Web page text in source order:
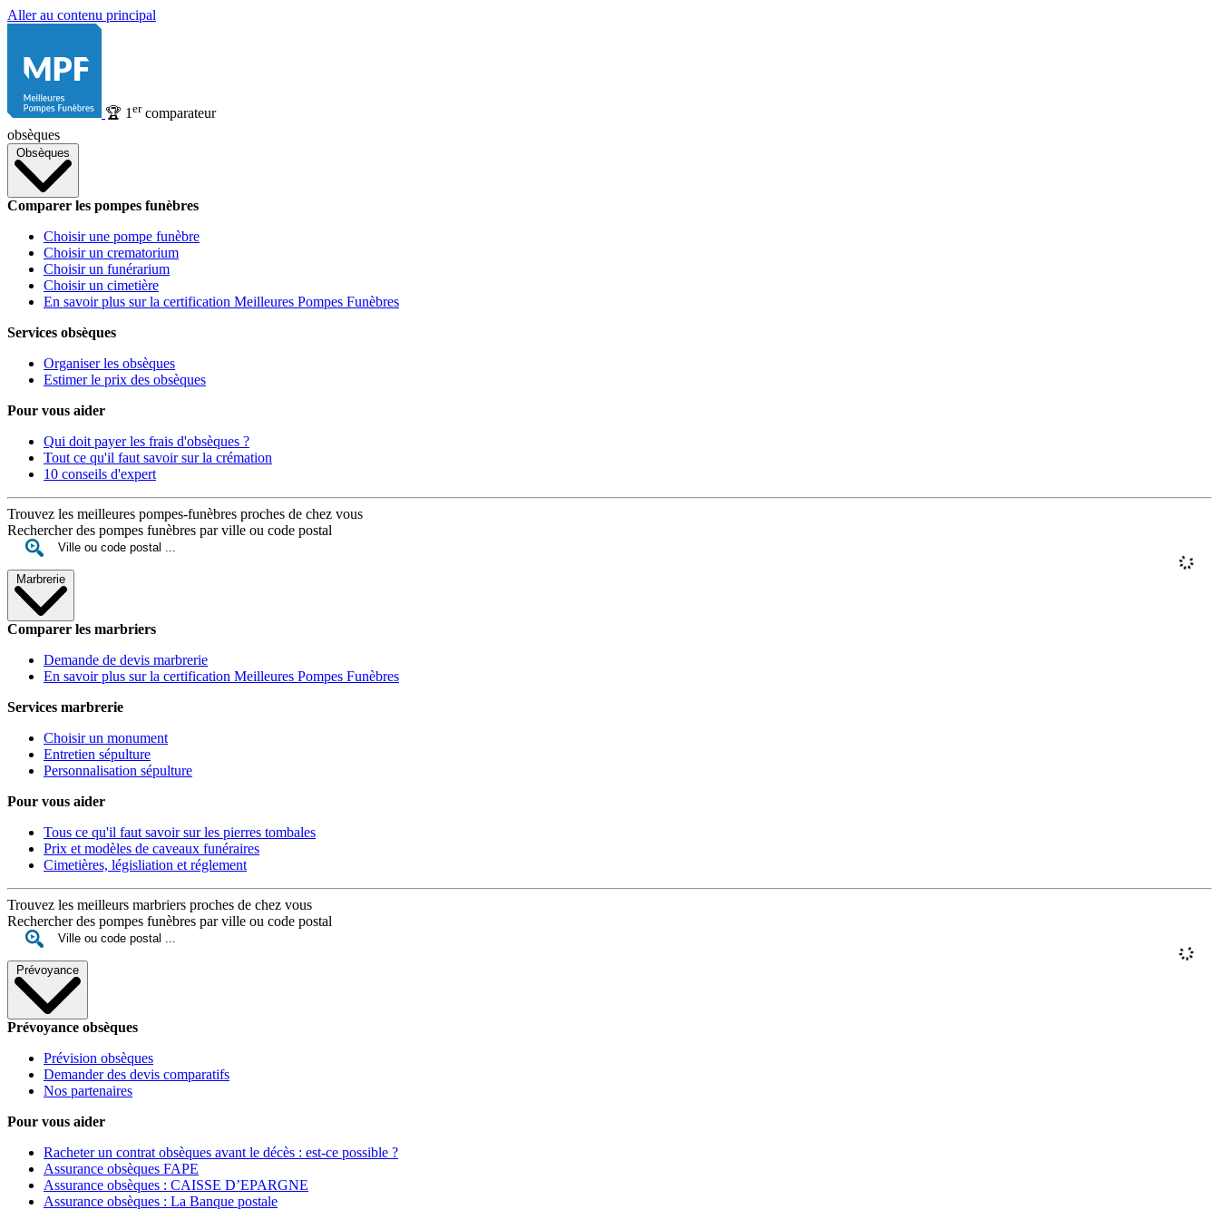
Aller au contenu principal
🏆 1 ercomparateur
obsèques
Obsèques
Comparer les pompes funèbres
Choisir une pompe funèbre
Choisir un crematorium
Choisir un funérarium
Choisir un cimetière
En savoir plus sur la certification Meilleures Pompes Funèbres
Services obsèques
Organiser les obsèques
Estimer le prix des obsèques
Pour vous aider
Qui doit payer les frais d'obsèques ?
Tout ce qu'il faut savoir sur la crémation
10 conseils d'expert
Trouvez les meilleures pompes-funèbres proches de chez vous
Rechercher des pompes funèbres par ville ou code postal
Marbrerie
Comparer les marbriers
Demande de devis marbrerie
En savoir plus sur la certification Meilleures Pompes Funèbres
Services marbrerie
Choisir un monument
Entretien sépulture
Personnalisation sépulture
Pour vous aider
Tous ce qu'il faut savoir sur les pierres tombales
Prix et modèles de caveaux funéraires
Cimetières, législiation et réglement
Trouvez les meilleurs marbriers proches de chez vous
Rechercher des pompes funèbres par ville ou code postal
Prévoyance
Prévoyance obsèques
Prévision obsèques
Demander des devis comparatifs
Nos partenaires
Pour vous aider
Racheter un contrat obsèques avant le décès : est-ce possible ?
Assurance obsèques FAPE
Assurance obsèques : CAISSE D’EPARGNE
Assurance obsèques : La Banque postale